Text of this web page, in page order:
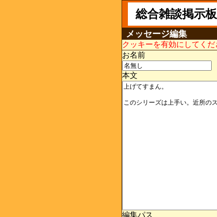
総合雑談掲示板
メッセージ編集
クッキーを有効にしてくだ
お名前
本文
編集パス